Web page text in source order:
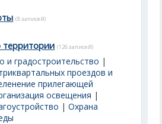
(8 записей)
территории (126 записей)
и градостроительство |
проездов и
прилегающей
освещения |
|Охрана